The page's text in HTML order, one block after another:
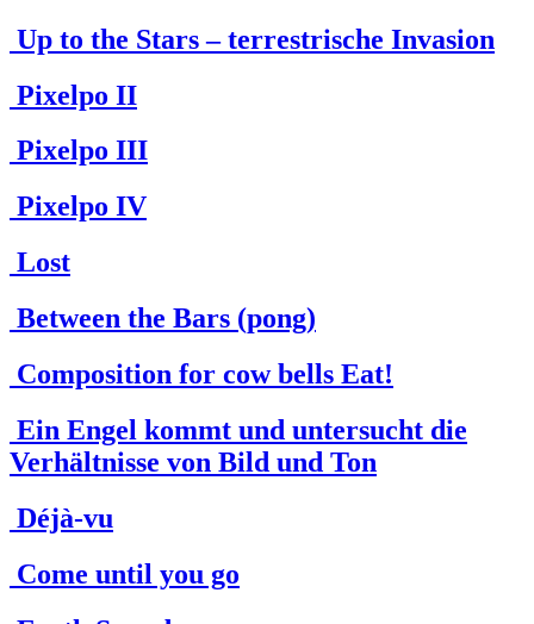
Up to the Stars – terrestrische Invasion
Pixelpo II
Pixelpo III
Pixelpo IV
Lost
Between the Bars (pong)
Composition for cow bells Eat!
Ein Engel kommt und untersucht die
Verhältnisse von Bild und Ton
Déjà-vu
Come until you go